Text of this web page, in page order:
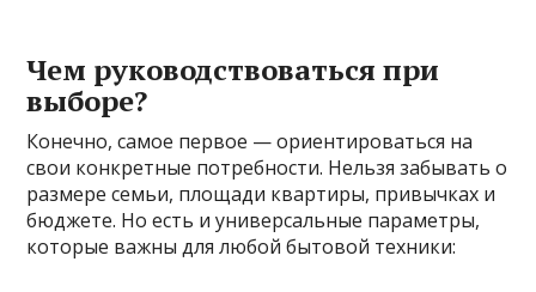
Чем руководствоваться при
выборе?
Конечно, самое первое — ориентироваться на
свои конкретные потребности. Нельзя забывать о
размере семьи, площади квартиры, привычках и
бюджете. Но есть и универсальные параметры,
которые важны для любой бытовой техники: